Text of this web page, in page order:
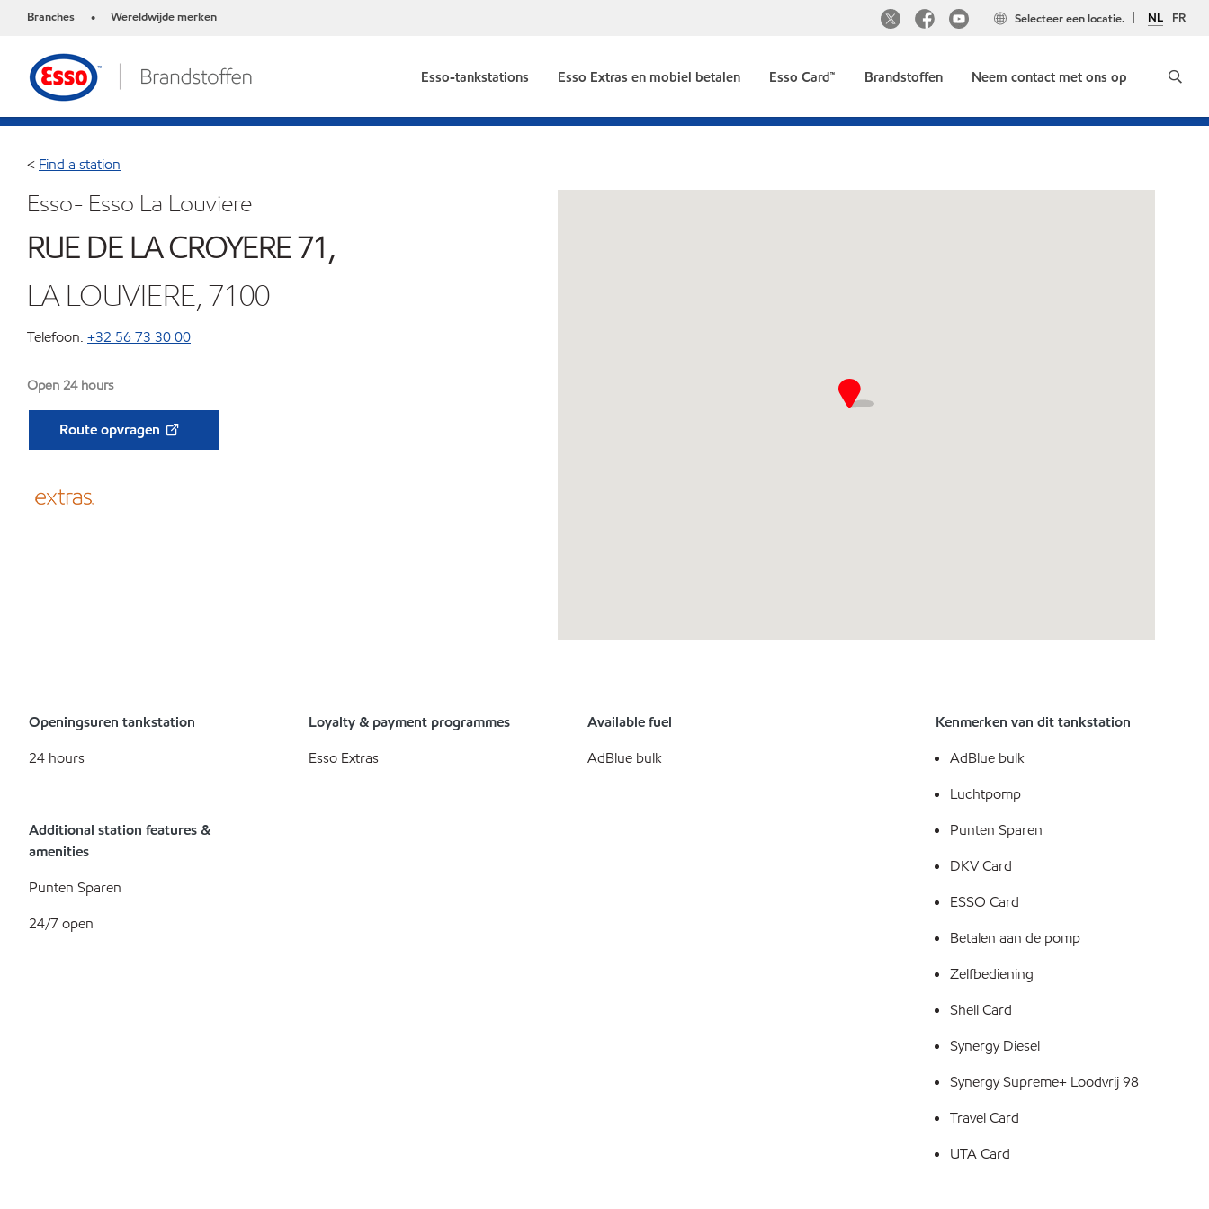
Branches • Wereldwijde merken NL FR
Selecteer een locatie.
Esso-tankstations Esso Extras en mobiel betalen Esso Card™ Brandstoffen Neem contact met ons op
< Find a station
Esso- Esso La Louviere
RUE DE LA CROYERE 71,
LA LOUVIERE, 7100
Telefoon: +32 56 73 30 00
Open 24 hours
Route opvragen
Openingsuren tankstation
24 hours
Loyalty & payment programmes
Esso Extras
Available fuel
AdBlue bulk
Additional station features &
amenities
Punten Sparen
24/7 open
Kenmerken van dit tankstation
AdBlue bulk
Luchtpomp
Punten Sparen
DKV Card
ESSO Card
Betalen aan de pomp
Zelfbediening
Shell Card
Synergy Diesel
Synergy Supreme+ Loodvrij 98
Travel Card
UTA Card